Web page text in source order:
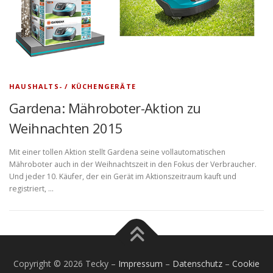
HAUSHALTS- / KÜCHENGERÄTE
Gardena: Mähroboter-Aktion zu
Weihnachten 2015
Mit einer tollen Aktion stellt Gardena seine vollautomatischen
Mähroboter auch in der Weihnachtszeit in den Fokus der Verbraucher.
Und jeder 10. Käufer, der ein Gerät im Aktionszeitraum kauft und
registriert, …
Copyright © 2026 Tecky – Impressum – Datenschutz – Cookie